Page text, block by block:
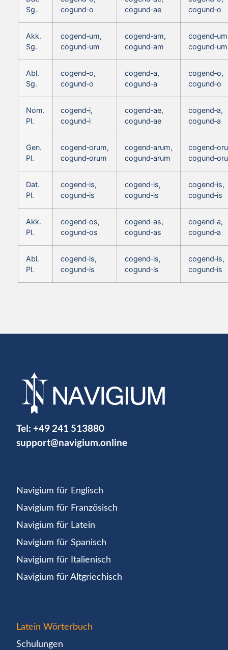
Sg.
cogund‑o
cogund‑ae
cogund‑o
Akk.
Sg.
cogend‑um,
cogund‑um
cogend‑am,
cogund‑am
cogund‑um
Abl.
Sg.
cogend‑o,
cogund‑o
cogend‑a,
cogund‑a
cogend‑o,
cogund‑o
Nom.
Pl.
cogend‑i,
cogund‑i
cogend‑ae,
cogund‑ae
cogend‑a,
cogund‑a
Gen.
Pl.
cogend‑orum,
cogund‑orum
cogend‑arum,
cogund‑arum
Dat.
Pl.
cogend‑is,
cogund‑is
cogend‑is,
cogund‑is
cogend‑is,
cogund‑is
Akk.
Pl.
cogend‑os,
cogund‑os
cogend‑as,
cogund‑as
cogend‑a,
cogund‑a
Abl.
Pl.
cogend‑is,
cogund‑is
cogend‑is,
cogund‑is
cogend‑is,
cogund‑is
Tel: +49 241 513880
support@navigium.online
Navigium für Englisch
Navigium für Französisch
Navigium für Latein
Navigium für Spanisch
Navigium für Italienisch
Navigium für Altgriechisch
Latein Wörterbuch
Schulungen